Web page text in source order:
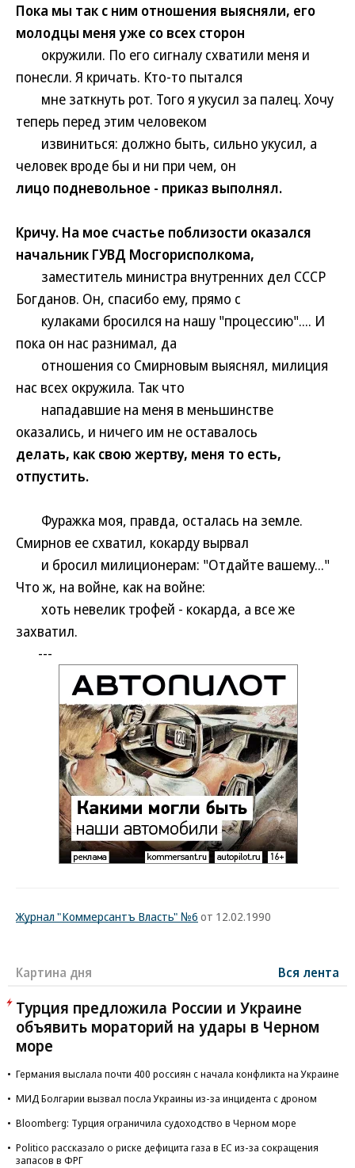
Пока мы так с ним отношения выясняли, его
молодцы меня уже со всех сторон
окружили. По его сигналу схватили меня и
понесли. Я кричать. Кто-то пытался
мне заткнуть рот. Того я укусил за палец. Хочу
теперь перед этим человеком
извиниться: должно быть, сильно укусил, а
человек вроде бы и ни при чем, он
лицо подневольное - приказ выполнял.
Кричу. На мое счастье поблизости оказался
начальник ГУВД Мосгорисполкома,
заместитель министра внутренних дел СССР
Богданов. Он, спасибо ему, прямо с
кулаками бросился на нашу "процессию".... И
пока он нас разнимал, да
отношения со Смирновым выяснял, милиция
нас всех окружила. Так что
нападавшие на меня в меньшинстве
оказались, и ничего им не оставалось
делать, как свою жертву, меня то есть,
отпустить.
Фуражка моя, правда, осталась на земле.
Смирнов ее схватил, кокарду вырвал
и бросил милиционерам: "Отдайте вашему..."
Что ж, на войне, как на войне:
хоть невелик трофей - кокарда, а все же
захватил.
---
Журнал "Коммерсантъ Власть" №6 от 12.02.1990
Картина дня Вся лента
Турция предложила России и Украине
объявить мораторий на удары в Черном
море
Германия выслала почти 400 россиян с начала конфликта на Украине
МИД Болгарии вызвал посла Украины из-за инцидента с дроном
Bloomberg: Турция ограничила судоходство в Черном море
Politico рассказало о риске дефицита газа в ЕС из-за сокращения
запасов в ФРГ